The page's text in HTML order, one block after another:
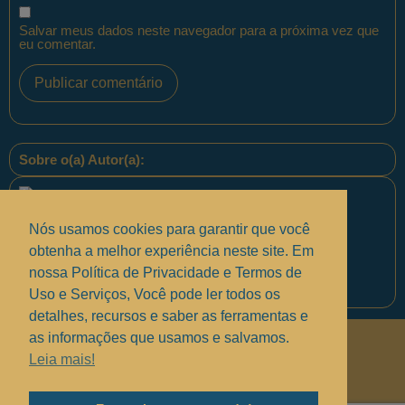
Salvar meus dados neste navegador para a próxima vez que
eu comentar.
Sobre o(a) Autor(a):
Equipe PontoPM
Políticas de Privacidade.
Nós usamos cookies para garantir que você
obtenha a melhor experiência neste site. Em
nossa Política de Privacidade e Termos de
Uso e Serviços, Você pode ler todos os
detalhes, recursos e saber as ferramentas e
as informações que usamos e salvamos.
Leia mais!